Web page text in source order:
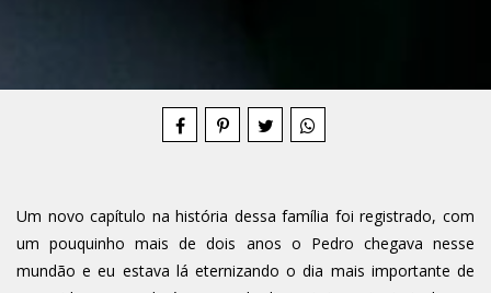
Um novo capítulo na história dessa família foi registrado, com
um pouquinho mais de dois anos o Pedro chegava nesse
mundão e eu estava lá eternizando o dia mais importante de